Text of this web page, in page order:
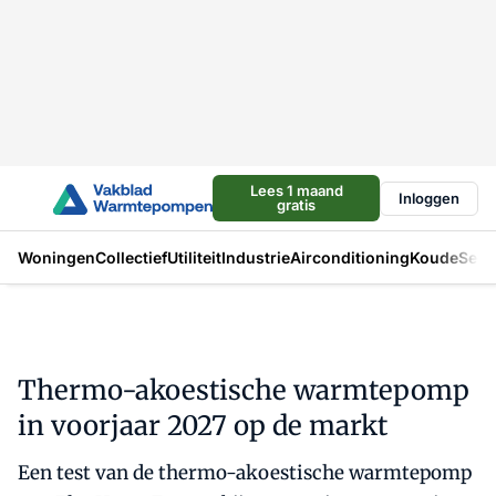
Lees 1 maand
gratis
Inloggen
WoningenCollectiefUtiliteitIndustrieAirconditioningKoude
Thermo-akoestische warmtepomp
in voorjaar 2027 op de markt
Een test van de thermo-akoestische warmtepomp